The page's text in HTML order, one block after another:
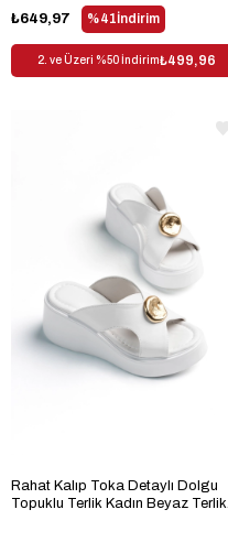
%41İndirim
₺649,97
2. ve Üzeri %50 İndirim₺499,96
Rahat Kalıp Toka Detaylı Dolgu
Topuklu Terlik Kadın Beyaz Terlik